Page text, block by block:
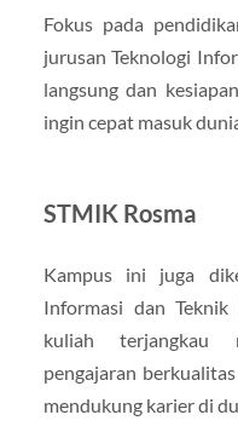
Fokus pada
jurusan Teknologi
langsung dan
ingin cepat masuk
STMIK Rosma
Kampus ini juga
Informasi dan
kuliah terjangkau
pengajaran
mendukung karier di